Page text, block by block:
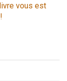
vous est